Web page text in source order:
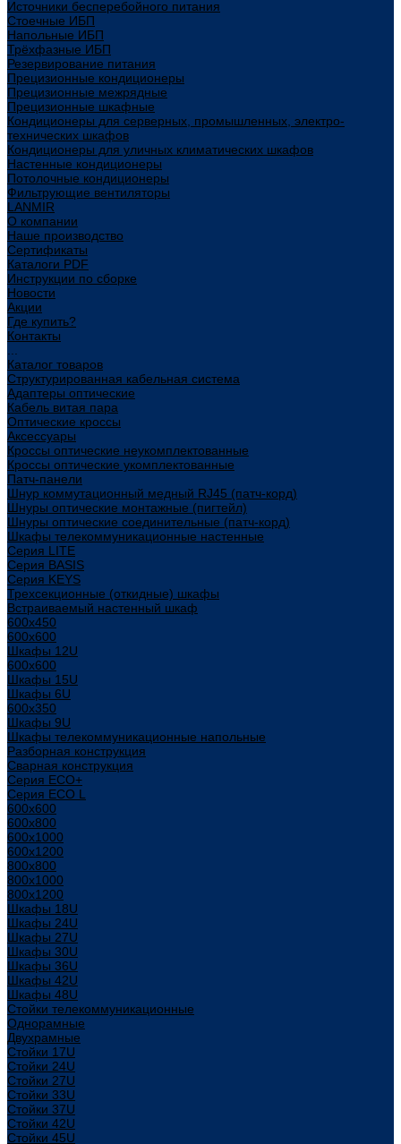
Источники бесперебойного питания
Стоечные ИБП
Напольные ИБП
Трёхфазные ИБП
Резервирование питания
Прецизионные кондиционеры
Прецизионные межрядные
Прецизионные шкафные
Кондиционеры для серверных, промышленных, электро-
технических шкафов
Кондиционеры для уличных климатических шкафов
Настенные кондиционеры
Потолочные кондиционеры
Фильтрующие вентиляторы
LANMIR
О компании
Наше производство
Сертификаты
Каталоги PDF
Инструкции по сборке
Новости
Акции
Где купить?
Контакты
Каталог товаров
Структурированная кабельная система
Адаптеры оптические
Кабель витая пара
Оптические кроссы
Аксессуары
Кроссы оптические неукомплектованные
Кроссы оптические укомплектованные
Патч-панели
Шнур коммутационный медный RJ45 (патч-корд)
Шнуры оптические монтажные (пигтейл)
Шнуры оптические соединительные (патч-корд)
Шкафы телекоммуникационные настенные
Cерия LITE
Cерия BASIS
Cерия KEYS
Трехсекционные (откидные) шкафы
Встраиваемый настенный шкаф
600x450
600x600
Шкафы 12U
600x600
Шкафы 15U
Шкафы 6U
600x350
Шкафы 9U
Шкафы телекоммуникационные напольные
Разборная конструкция
Сварная конструкция
Серия ECO+
Серия ECO L
600x600
600x800
600х1000
600х1200
800x800
800х1000
800х1200
Шкафы 18U
Шкафы 24U
Шкафы 27U
Шкафы 30U
Шкафы 36U
Шкафы 42U
Шкафы 48U
Стойки телекоммуникационные
Однорамные
Двухрамные
Стойки 17U
Стойки 24U
Стойки 27U
Стойки 33U
Стойки 37U
Стойки 42U
Стойки 45U